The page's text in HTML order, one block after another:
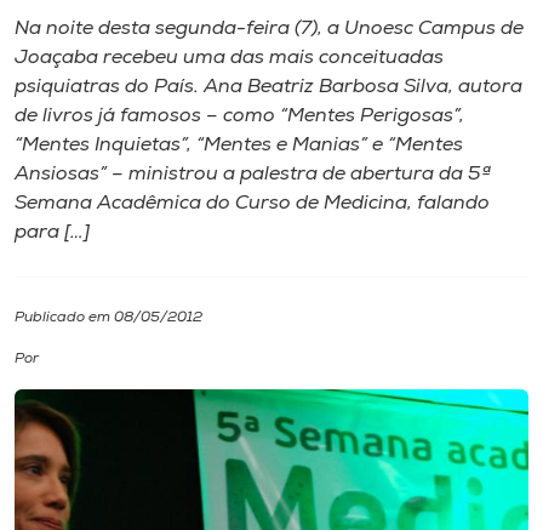
A
Unoesc
Internacionalização
I.nova
Cultura
CPA
Biblioteca
Na noite desta segunda-feira (7), a Unoesc Campus de
Joaçaba recebeu uma das mais conceituadas
psiquiatras do País. Ana Beatriz Barbosa Silva, autora
de livros já famosos – como “Mentes Perigosas”,
“Mentes Inquietas”, “Mentes e Manias” e “Mentes
Ansiosas” – ministrou a palestra de abertura da 5ª
Semana Acadêmica do Curso de Medicina, falando
para […]
Publicado em 08/05/2012
Por